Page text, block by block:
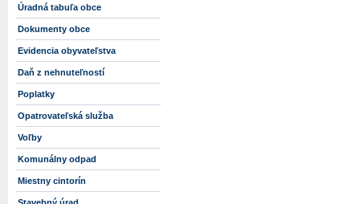
Úradná tabuľa obce
Dokumenty obce
Evidencia obyvateľstva
Daň z nehnuteľností
Poplatky
Opatrovateľská služba
Voľby
Komunálny odpad
Miestny cintorín